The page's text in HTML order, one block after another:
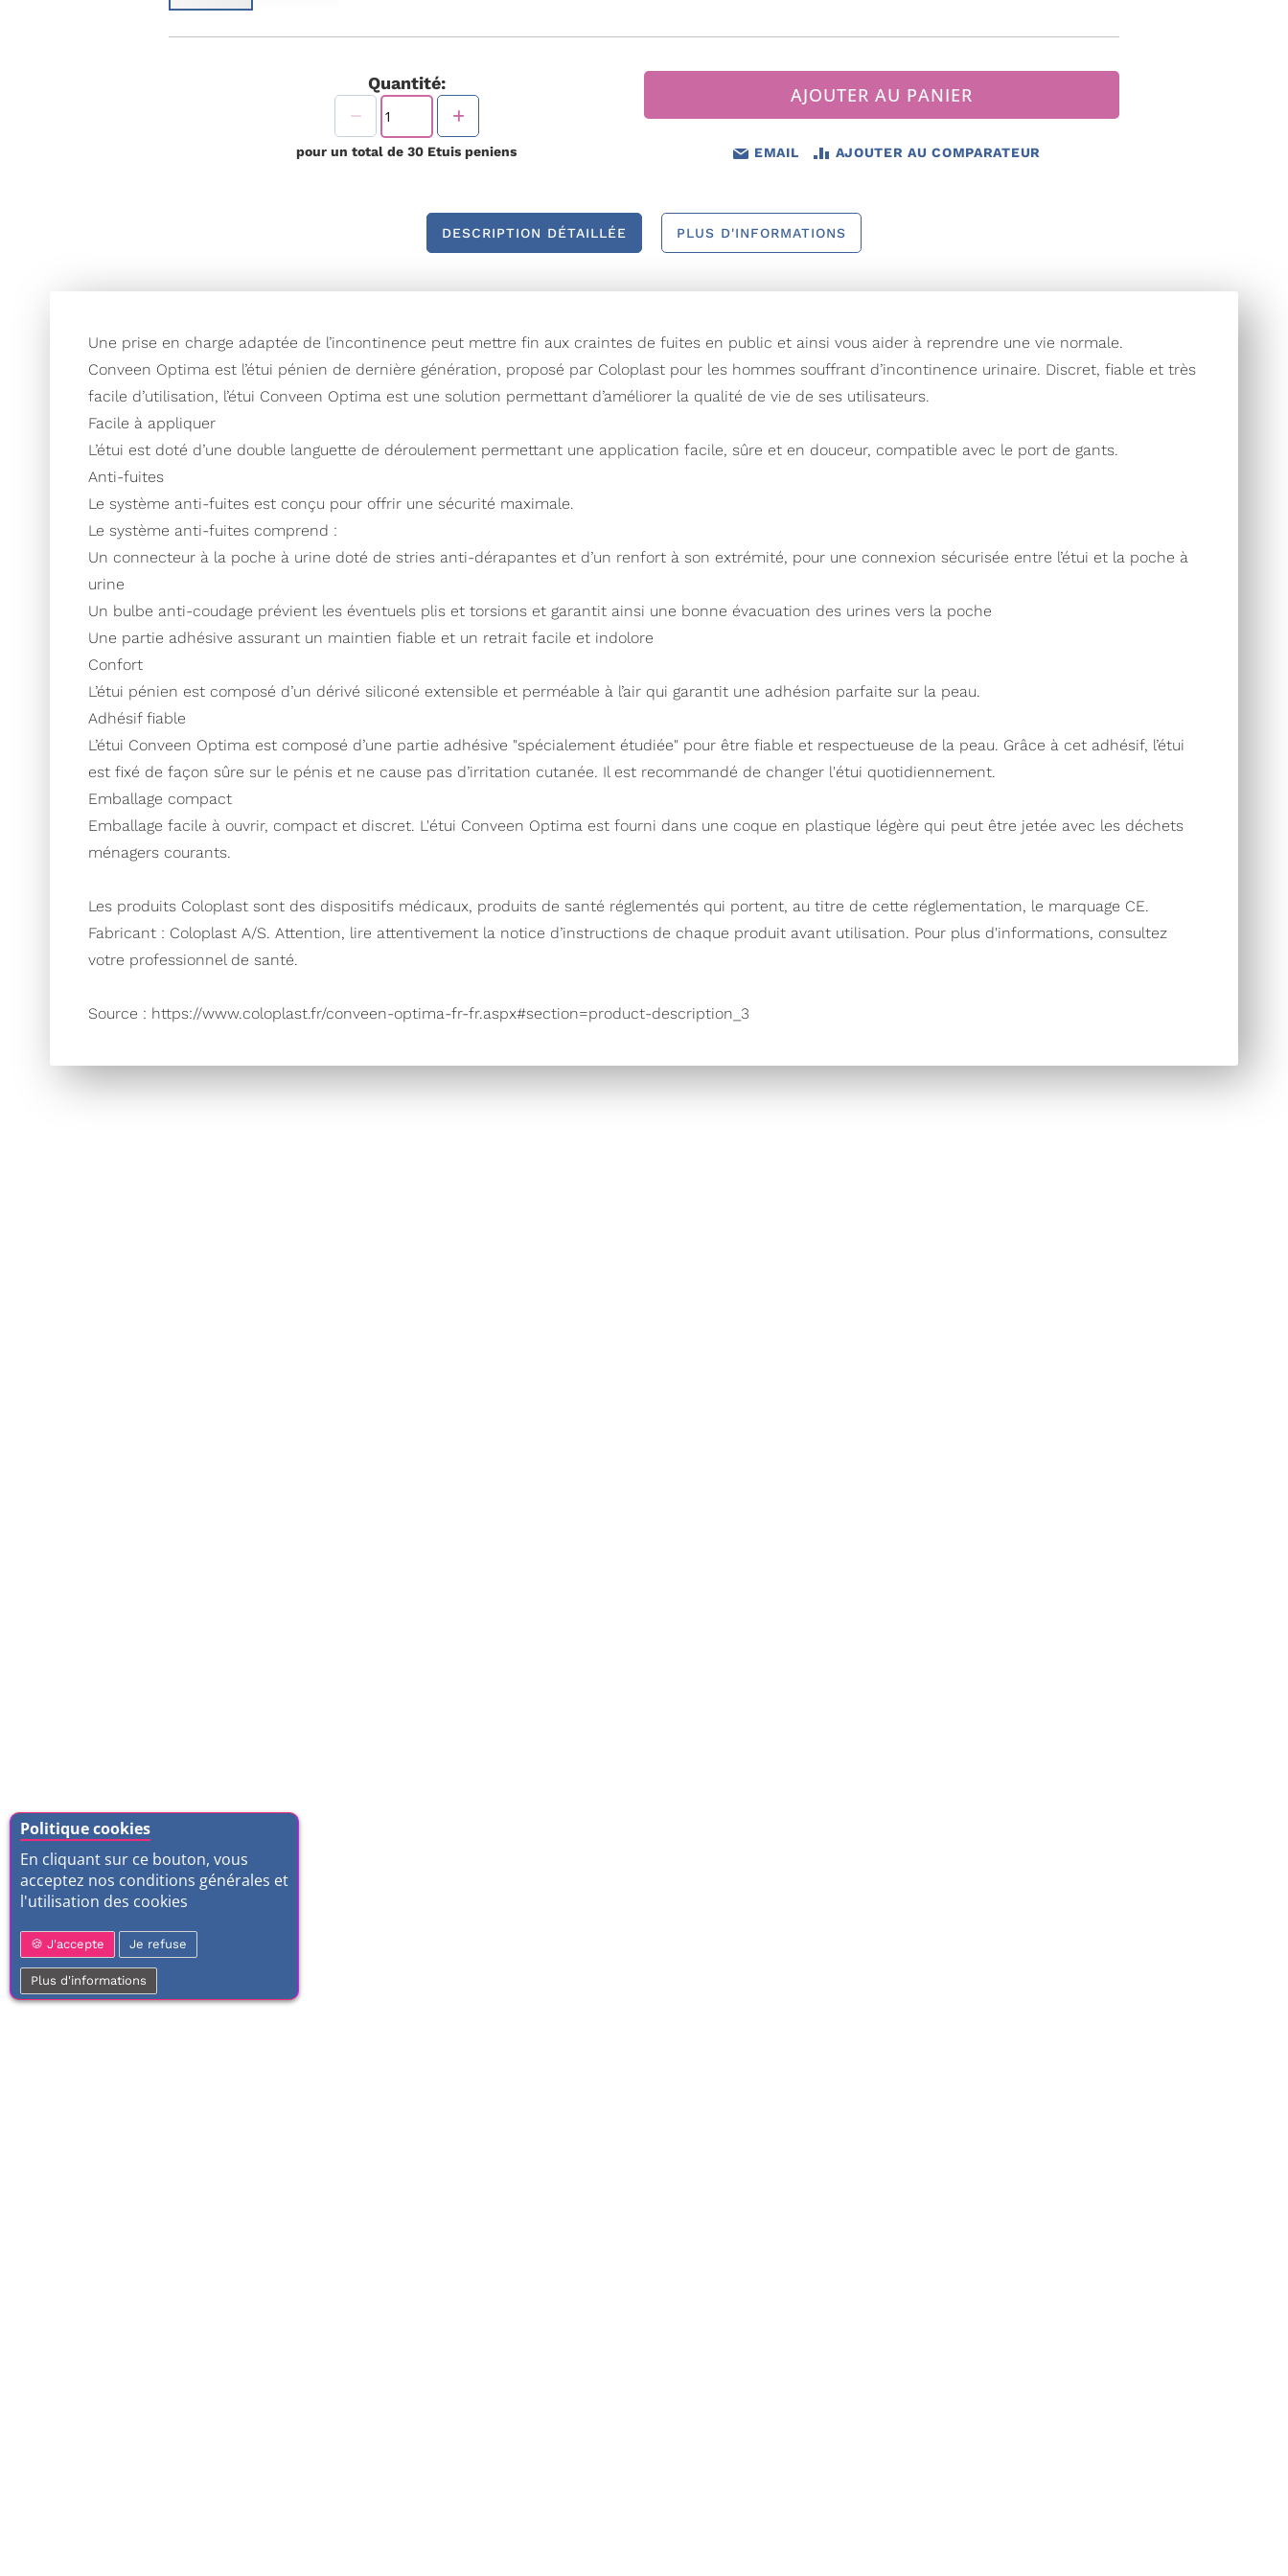
Politique cookies
En cliquant sur ce bouton, vous
acceptez nos conditions générales et
l'utilisation des cookies
J'accepte Je refuse
Plus d'informations
au
Quantité:
pour un total de 30 Etuis peniens
AJOUTER AU PANIER
EMAIL AJOUTER AU COMPARATEUR
DESCRIPTION DÉTAILLÉE PLUS D'INFORMATIONS
Une prise en charge adaptée de l’incontinence peut mettre fin aux craintes de fuites en public et ainsi vous aider à reprendre une vie normale.
Conveen Optima est l’étui pénien de dernière génération, proposé par Coloplast pour les hommes souffrant d’incontinence urinaire. Discret, fiable et très
facile d’utilisation, l’étui Conveen Optima est une solution permettant d’améliorer la qualité de vie de ses utilisateurs.
Facile à appliquer
L’étui est doté d’une double languette de déroulement permettant une application facile, sûre et en douceur, compatible avec le port de gants.
Anti-fuites
Le système anti-fuites est conçu pour offrir une sécurité maximale.
Le système anti-fuites comprend :
Un connecteur à la poche à urine doté de stries anti-dérapantes et d’un renfort à son extrémité, pour une connexion sécurisée entre l’étui et la poche à
urine
Un bulbe anti-coudage prévient les éventuels plis et torsions et garantit ainsi une bonne évacuation des urines vers la poche
Une partie adhésive assurant un maintien fiable et un retrait facile et indolore
Confort
L’étui pénien est composé d’un dérivé siliconé extensible et perméable à l’air qui garantit une adhésion parfaite sur la peau.
Adhésif fiable
L’étui Conveen Optima est composé d’une partie adhésive "spécialement étudiée" pour être fiable et respectueuse de la peau. Grâce à cet adhésif, l’étui
est fixé de façon sûre sur le pénis et ne cause pas d’irritation cutanée. Il est recommandé de changer l'étui quotidiennement.
Emballage compact
Emballage facile à ouvrir, compact et discret. L'étui Conveen Optima est fourni dans une coque en plastique légère qui peut être jetée avec les déchets
ménagers courants.
Les produits Coloplast sont des dispositifs médicaux, produits de santé réglementés qui portent, au titre de cette réglementation, le marquage CE.
Fabricant : Coloplast A/S. Attention, lire attentivement la notice d’instructions de chaque produit avant utilisation. Pour plus d'informations, consultez
votre professionnel de santé.
Source : https://www.coloplast.fr/conveen-optima-fr-fr.aspx#section=product-description_3